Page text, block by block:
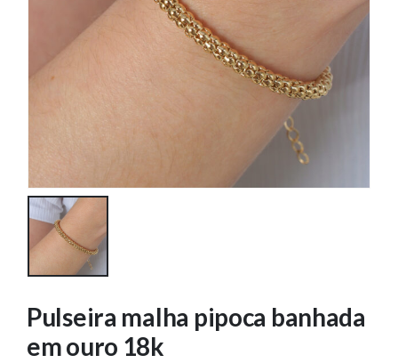
Pulseira malha pipoca banhada
em ouro 18k